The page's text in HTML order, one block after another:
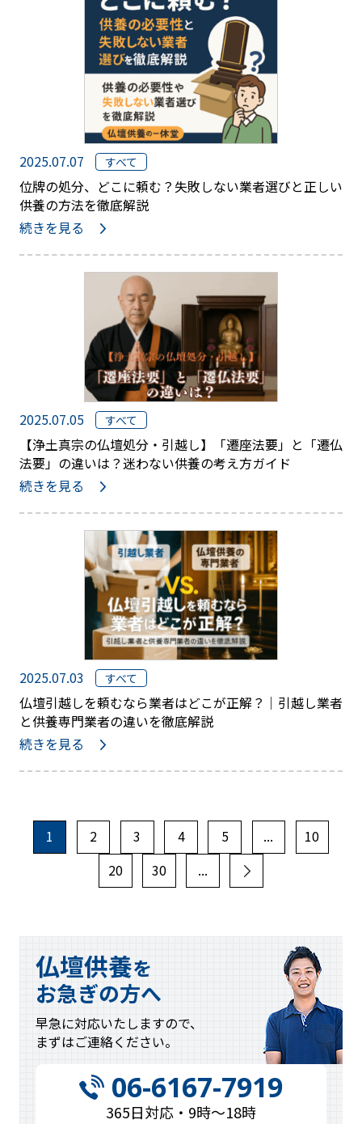
2025.07.07 すべて
位牌の処分、どこに頼む？失敗しない業者選びと正しい
供養の方法を徹底解説
続きを見る
2025.07.05 すべて
【浄土真宗の仏壇処分・引越し】「遷座法要」と「遷仏
法要」の違いは？迷わない供養の考え方ガイド
続きを見る
2025.07.03 すべて
仏壇引越しを頼むなら業者はどこが正解？｜引越し業者
と供養専門業者の違いを徹底解説
続きを見る
1 2 3 4 5 ...
10
20
30 ... »
仏壇供養を
お急ぎの方へ
早急に対応いたしますので、
まずはご連絡ください。
06-6167-7919
365日対応・9時〜18時